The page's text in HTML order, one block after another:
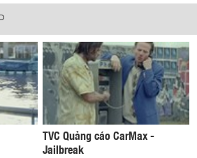
TVC Quảng cáo CarMax -
Jailbreak